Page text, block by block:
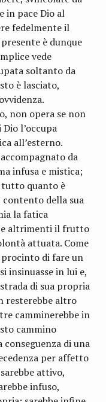
in pace Dio al
fedelmente il
è dunque
vede
soltanto da
è lasciato,
non opera se non
l’occupa
all’esterno.
da
infusa e mistica;
tutto quanto è
contento della sua
la fatica
altri­menti il frutto
at­tuata. Come
procinto di fare un
insinuasse in lui e,
di sua propria
resterebbe altro
camminerebbe in
cammino
conseguenza di una
per affetto
attivo,
in­fuso,